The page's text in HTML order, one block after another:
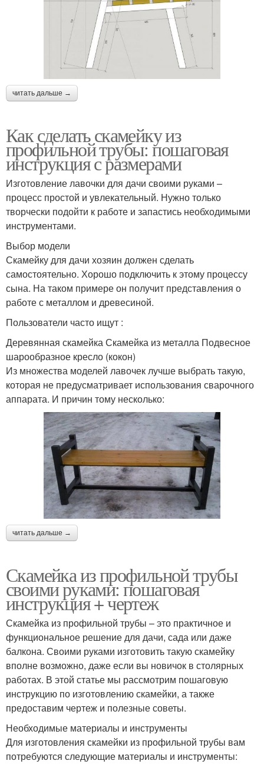
читать дальше →
Как сделать скамейку из
профильной трубы: пошаговая
инструкция с размерами
Изготовление лавочки для дачи своими руками –
процесс простой и увлекательный. Нужно только
творчески подойти к работе и запастись необходимыми
инструментами.
Выбор модели
Скамейку для дачи хозяин должен сделать
самостоятельно. Хорошо подключить к этому процессу
сына. На таком примере он получит представления о
работе с металлом и древесиной.
Пользователи часто ищут :
Деревянная скамейка Скамейка из металла Подвесное
шарообразное кресло (кокон)
Из множества моделей лавочек лучше выбрать такую,
которая не предусматривает использования сварочного
аппарата. И причин тому несколько:
читать дальше →
Скамейка из профильной трубы
своими руками: пошаговая
инструкция + чертеж
Скамейка из профильной трубы – это практичное и
функциональное решение для дачи, сада или даже
балкона. Своими руками изготовить такую скамейку
вполне возможно, даже если вы новичок в столярных
работах. В этой статье мы рассмотрим пошаговую
инструкцию по изготовлению скамейки, а также
предоставим чертеж и полезные советы.
Необходимые материалы и инструменты
Для изготовления скамейки из профильной трубы вам
потребуются следующие материалы и инструменты: